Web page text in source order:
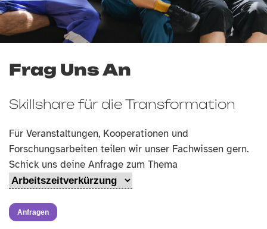
Frag Uns An
Skillshare für die Transformation
Für Veranstaltungen, Kooperationen und
Forschungsarbeiten teilen wir unser Fachwissen gern.
Schick uns deine Anfrage zum Thema